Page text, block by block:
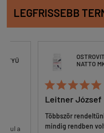
LEGFRISSEBB
alul a
NATTO

Leitner József
Többször
mindig rendben